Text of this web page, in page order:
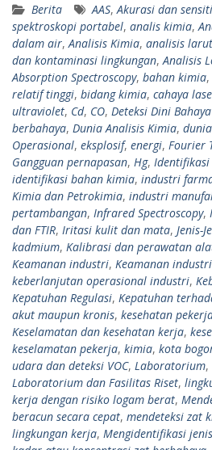
Berita AAS, Akurasi dan
spektroskopi portabel, analis kimia,
dalam air, Analisis Kimia, analisis
dan kontaminasi lingkungan, Analisis
Absorption Spectroscopy, bahan kimia,
relatif tinggi, bidang kimia, cahaya
ultraviolet, Cd, CO, Deteksi Dini
berbahaya, Dunia Analisis Kimia,
Operasional, eksplosif, energi, Fourier
Gangguan pernapasan, Hg,
identifikasi bahan kimia, industri
Kimia dan Petrokimia, industri
pertambangan, Infrared Spectroscopy,
dan FTIR, Iritasi kulit dan mata, Jenis-
kadmium, Kalibrasi dan perawatan
Keamanan industri, Keamanan
keberlanjutan operasional industri,
Kepatuhan Regulasi, Kepatuhan
akut maupun kronis, kesehatan
Keselamatan dan kesehatan kerja,
keselamatan pekerja, kimia, kota
udara dan deteksi VOC, Laboratorium,
Laboratorium dan Fasilitas Riset,
kerja dengan risiko logam berat,
beracun secara cepat, mendeteksi zat
lingkungan kerja, Mengidentifikasi